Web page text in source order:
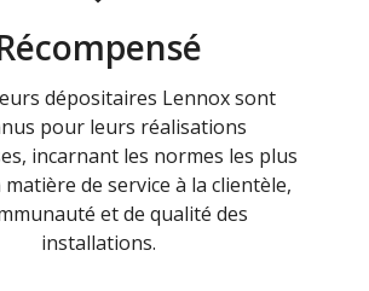
dépositaires Lennox sont
pour leurs réalisations
incarnant les normes les plus
matière de service à la clientèle,
et de qualité des
installations.